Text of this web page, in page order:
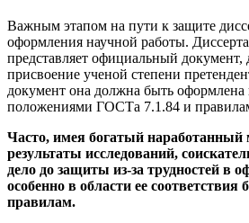
Важным этапом на пути к защите
оформления научной работы.
представляет официальный
присвоение ученой степени
документ она должна быть оформлена
положениями ГОСТа 7.1.84 и
Часто, имея богатый наработанный
результаты исследований,
дело до защиты из-за трудностей в
особенно в области ее
правилам.